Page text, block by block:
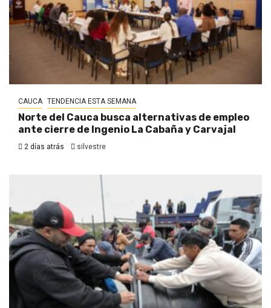
CAUCA TENDENCIA ESTA SEMANA
Norte del Cauca busca alternativas de empleo
ante cierre de Ingenio La Cabaña y Carvajal
2 días atrás silvestre